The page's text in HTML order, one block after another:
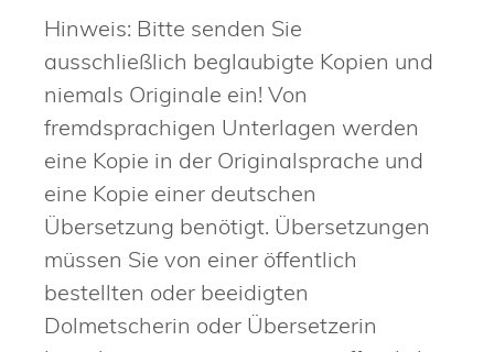
Hinweis: Bitte senden Sie
ausschließlich beglaubigte Kopien und
niemals Originale ein! Von
fremdsprachigen Unterlagen werden
eine Kopie in der Originalsprache und
eine Kopie einer deutschen
Übersetzung benötigt. Übersetzungen
müssen Sie von einer öffentlich
bestellten oder beeidigten
Dolmetscherin oder Übersetzerin